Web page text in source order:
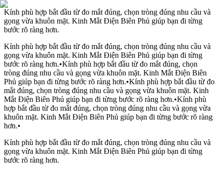
Kính phù hợp bắt đầu từ đo mắt đúng, chọn tròng đúng nhu cầu và
gọng vừa khuôn mặt. Kinh Mắt Điện Biên Phủ giúp bạn đi từng
bước rõ ràng hơn.
Kính phù hợp bắt đầu từ đo mắt đúng, chọn tròng đúng nhu cầu và
gọng vừa khuôn mặt. Kinh Mắt Điện Biên Phủ giúp bạn đi từng
bước rõ ràng hơn.•Kính phù hợp bắt đầu từ đo mắt đúng, chọn
tròng đúng nhu cầu và gọng vừa khuôn mặt. Kinh Mắt Điện Biên
Phủ giúp bạn đi từng bước rõ ràng hơn.•Kính phù hợp bắt đầu từ đo
mắt đúng, chọn tròng đúng nhu cầu và gọng vừa khuôn mặt. Kinh
Mắt Điện Biên Phủ giúp bạn đi từng bước rõ ràng hơn.•Kính phù
hợp bắt đầu từ đo mắt đúng, chọn tròng đúng nhu cầu và gọng vừa
khuôn mặt. Kinh Mắt Điện Biên Phủ giúp bạn đi từng bước rõ ràng
hơn.•
Kính phù hợp bắt đầu từ đo mắt đúng, chọn tròng đúng nhu cầu và
gọng vừa khuôn mặt. Kinh Mắt Điện Biên Phủ giúp bạn đi từng
bước rõ ràng hơn.